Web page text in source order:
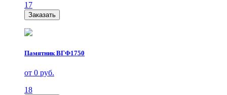
17
Заказать
Памятник ВГФ1750
от 0 руб.
18